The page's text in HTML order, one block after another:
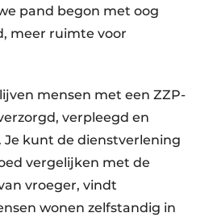
pand begon met oog
meer ruimte voor
mensen met een ZZP-
verpleegd en
Je kunt de dienstverlening
vergelijken met de
vroeger, vindt
wonen zelfstandig in